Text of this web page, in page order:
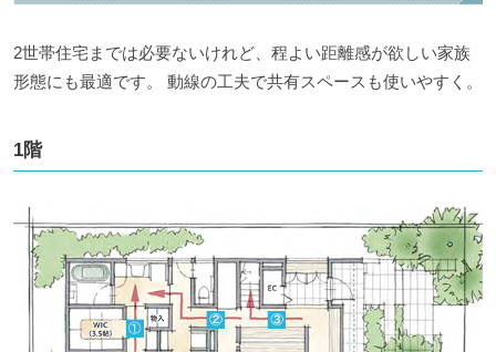
2世帯住宅までは必要ないけれど、程よい距離感が欲しい家族
形態にも最適です。 動線の工夫で共有スペースも使いやすく。
1階